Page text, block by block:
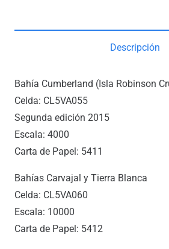
Descripción
Bahía Cumberland (Isla Robinson
Celda: CL5VA055
Segunda edición 2015
Escala: 4000
Carta de Papel: 5411
Bahías Carvajal y Tierra Blanca
Celda: CL5VA060
Escala: 10000
Carta de Papel: 5412